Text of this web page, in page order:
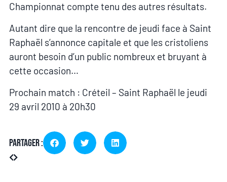
Championnat compte tenu des autres résultats.
Autant dire que la rencontre de jeudi face à Saint
Raphaël s’annonce capitale et que les cristoliens
auront besoin d’un public nombreux et bruyant à
cette occasion…
Prochain match : Créteil – Saint Raphaël le jeudi
29 avril 2010 à 20h30
Partager :